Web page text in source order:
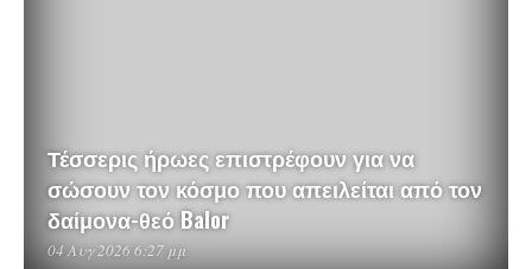
Τέσσερις ήρωες επιστρέφουν για να
σώσουν τον κόσμο που απειλείται από τον
δαίμονα-θεό Balor
04 Αυγ 2026 6:27 μμ